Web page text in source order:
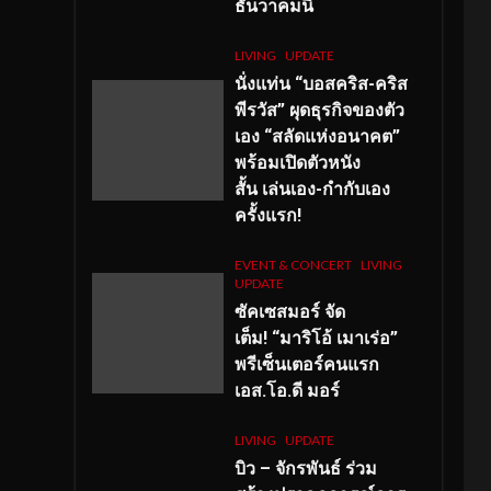
ธันวาคมนี้
LIVING UPDATE
นั่งแท่น “บอสคริส-คริส
พีรวัส” ผุดธุรกิจของตัว
เอง “สลัดแห่งอนาคต”
พร้อมเปิดตัวหนัง
สั้น เล่นเอง-กำกับเอง
ครั้งแรก!
EVENT & CONCERT LIVING
UPDATE
ซัคเซสมอร์ จัด
เต็ม! “มาริโอ้ เมาเร่อ”
พรีเซ็นเตอร์คนแรก
เอส.โอ.ดี มอร์
LIVING UPDATE
บิว – จักรพันธ์ ร่วม